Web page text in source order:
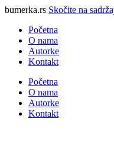
bumerka.rs Skočite na
Početna
O nama
Autorke
Kontakt
Početna
O nama
Autorke
Kontakt